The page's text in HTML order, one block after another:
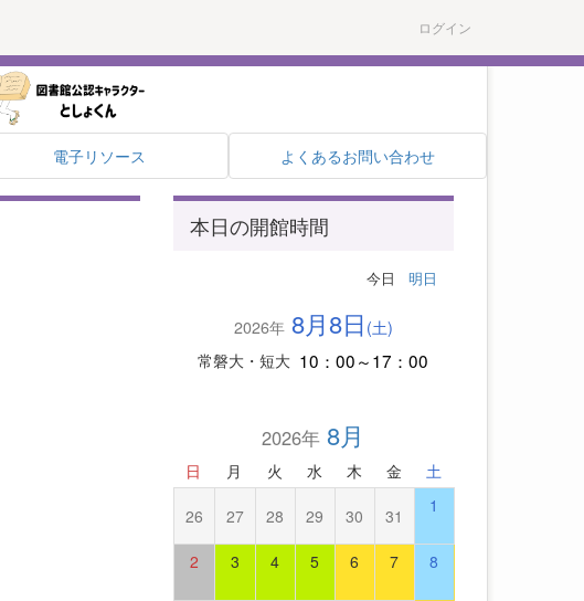
ログイン
電子リソース よくあるお問い合わせ
本日の開館時間
今日 明日
2026年 8月8日 (土)
常磐大・短大 10：00～17：00
2026年 8月
日 月 火 水 木 金 土
26 27 28 29 30 31 1
2 3 4 5 6 7 8